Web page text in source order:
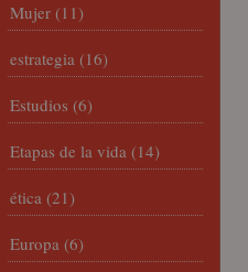
Mujer (11)
estrategia (16)
Estudios (6)
Etapas de la vida (14)
ética (21)
Europa (6)